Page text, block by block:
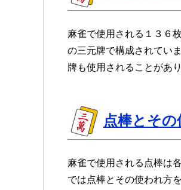
麻雀で使用される１３６
の三元牌で構成されてい
牌も使用されることがあり
点棒とそ
麻雀で使用される点棒は
では点棒とその使われ方